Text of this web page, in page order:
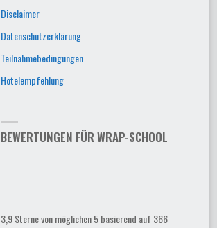
Disclaimer
Datenschutzerklärung
Teilnahmebedingungen
Hotelempfehlung
BEWERTUNGEN FÜR WRAP-SCHOOL
3,9 Sterne von möglichen 5 basierend auf 366